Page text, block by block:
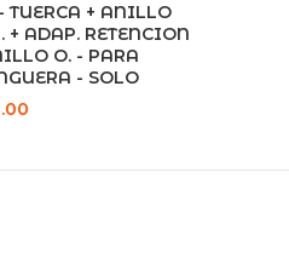
TUERCA + ANILLO
+ ADAP. RETENCION
O. - PARA
- SOLO